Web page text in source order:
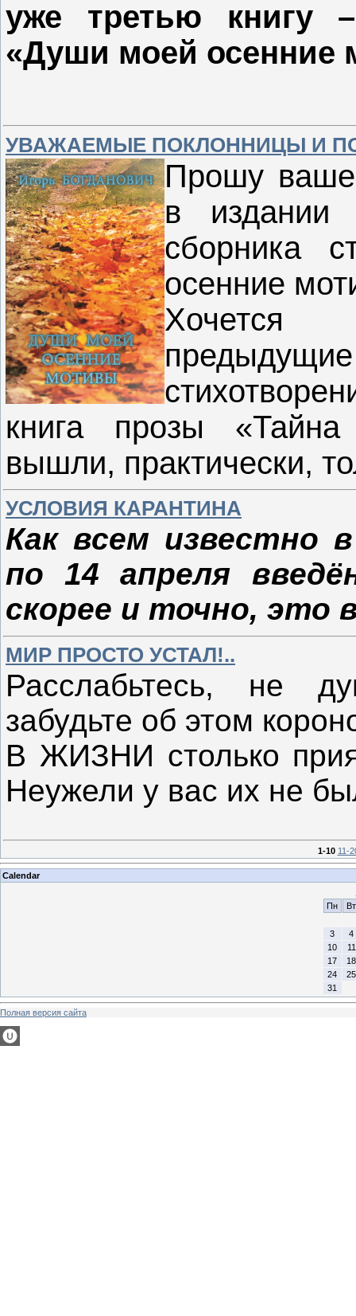
уже третью книгу
«Души моей осенние
УВАЖАЕМЫЕ ПОКЛОННИЦЫ И
Прошу
в издании
сборника
осенние
Хочется
книга прозы
вышли, практически,
УСЛОВИЯ КАРАНТИНА
Как всем известно
по 14 апреля
скорее и точно, это
МИР ПРОСТО УСТАЛ!..
Расслабьтесь, не
забудьте об этом
В ЖИЗНИ столько
Неужели у вас их не
1-10 11-
Calendar
Пн
Вт
3
4
10
11
17
18
24
25
31
Полная версия сайта